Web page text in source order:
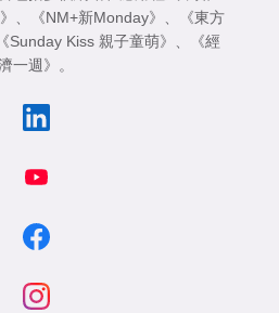
《NM+新Monday》
《東方
《Sunday Kiss 親子童萌》
《經
一週》
。